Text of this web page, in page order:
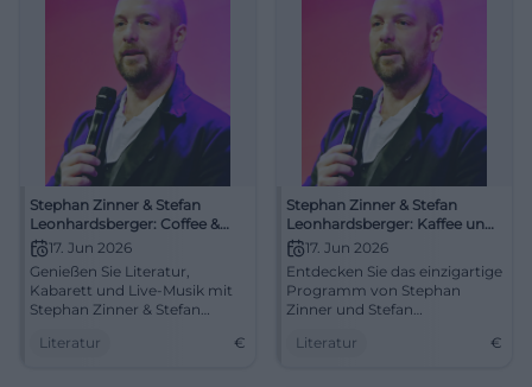
Stephan Zinner & Stefan
Leonhardsberger: Coffee &
Beer17. Jun 2026
Genießen Sie Literatur,
Kabarett und Live-Musik mit
Stephan Zinner & Stefan
Traunstein.
Literatur €
Stephan Zinner & Stefan
Leonhardsberger: Kaffee und
Bier17. Jun 2026
Entdecken Sie das einzigartige
Programm von Stephan
Zinner und Stefan
2026 in Traunstein.
Literatur €